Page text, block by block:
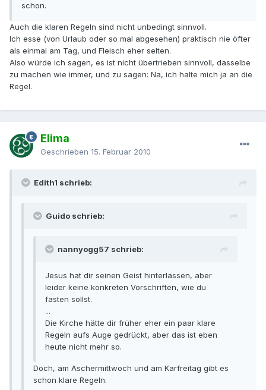
schon.
Auch die klaren Regeln sind nicht unbedingt sinnvoll.
Ich esse (von Urlaub oder so mal abgesehen) praktisch nie öfter
als einmal am Tag, und Fleisch eher selten.
Also würde ich sagen, es ist nicht übertrieben sinnvoll, dasselbe
zu machen wie immer, und zu sagen: Na, ich halte mich ja an die
Regel.
Elima
Geschrieben 15. Februar 2010
Edith1 schrieb:
Guido schrieb:
nannyogg57 schrieb:
Jesus hat dir seinen Geist hinterlassen, aber
leider keine konkreten Vorschriften, wie du
fasten sollst.
...
Die Kirche hätte dir früher eher ein paar klare
Regeln aufs Auge gedrückt, aber das ist eben
heute nicht mehr so.
Doch, am Aschermittwoch und am Karfreitag gibt es
schon klare Regeln.